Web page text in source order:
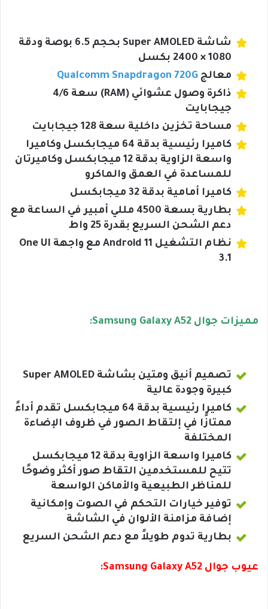
شاشة Super AMOLED بحجم 6.5 بوصة ودقة
1080 × 2400 بكسل
معالج Qualcomm Snapdragon 720G
ذاكرة وصول عشوائي (RAM) سعة 4/6
جيجابايت
مساحة تخزين داخلية سعة 128 جيجابايت
كاميرا رئيسية بدقة 64 ميجابكسل وكاميرا
واسعة الزاوية بدقة 12 ميجابكسل وكاميرتان
للمساعدة في العمق والماكرو
كاميرا أمامية بدقة 32 ميجابكسل
بطارية بسعة 4500 مللي أمبير في الساعة مع
دعم الشحن السريع بقدرة 25 واط
نظام التشغيل Android 11 مع واجهة One UI
3.1
مميزات جوال Samsung Galaxy A52:
تصميم أنيق ومتين بشاشة Super AMOLED
كبيرة وجودة عالية
كاميرا رئيسية بدقة 64 ميجابكسل تقدم أداءً
ممتازًا في إلتقاط الصور في ظروف الإضاءة
المختلفة
كاميرا واسعة الزاوية بدقة 12 ميجابكسل
تتيح للمستخدمين التقاط صور أكثر وضوحًا
للمناظر الطبيعية والأماكن الواسعة
توفير خيارات التحكم في الصوت وإمكانية
إضافة مزامنة الألوان في الشاشة
بطارية تدوم طويلاً مع دعم الشحن السريع
عيوب جوال Samsung Galaxy A52: